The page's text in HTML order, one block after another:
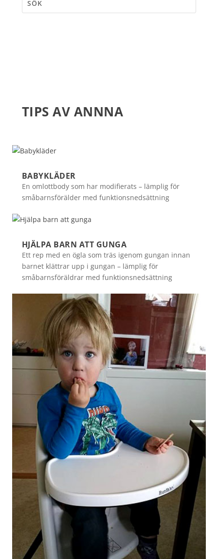
TIPS AV ANNNA
BABYKLÄDER
En omlottbody som har modifierats – lämplig för
småbarnsförälder med funktionsnedsättning
HJÄLPA BARN ATT GUNGA
Ett rep med en ögla som träs igenom gungan innan
barnet klättrar upp i gungan – lämplig för
småbarnsföräldrar med funktionsnedsättning